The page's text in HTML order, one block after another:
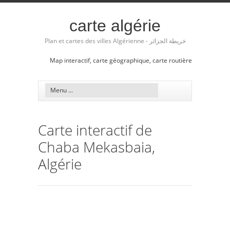
carte algérie
Plan et cartes des villes Algérienne - خريطة الجزائر
Map interactif, carte géographique, carte routière
Carte interactif de
Chaba Mekasbaia,
Algérie